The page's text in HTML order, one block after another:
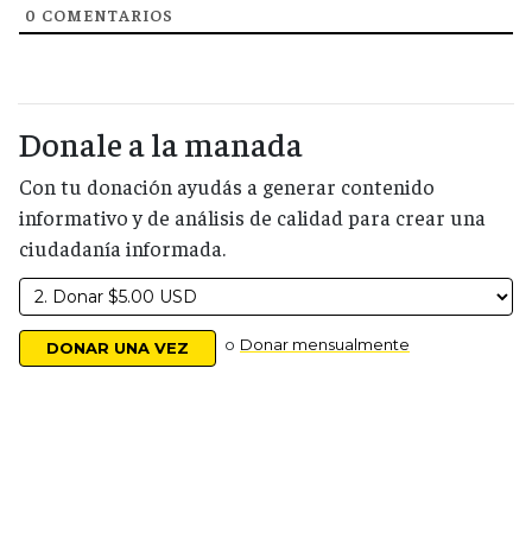
0 COMENTARIOS
Donale a la manada
Con tu donación ayudás a generar contenido
informativo y de análisis de calidad para crear una
ciudadanía informada.
o Donar mensualmente